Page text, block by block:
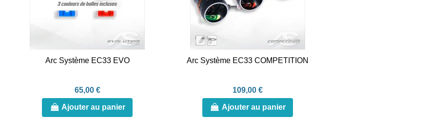
Arc Système EC33 EVO
65,00 €
Ajouter au panier
Arc Système EC33 COMPETITION
109,00 €
Ajouter au panier